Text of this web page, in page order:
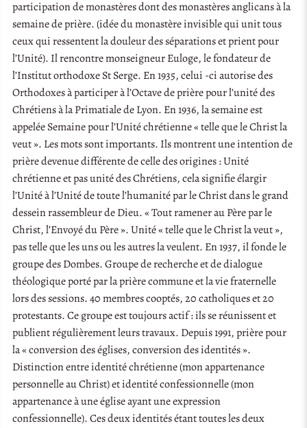
participation de monastères dont des monastères anglicans à la
semaine de prière. (idée du monastère invisible qui unit tous
ceux qui ressentent la douleur des séparations et prient pour
l’Unité). Il rencontre monseigneur Euloge, le fondateur de
l’Institut orthodoxe St Serge. En 1935, celui -ci autorise des
Orthodoxes à participer à l’Octave de prière pour l’unité des
Chrétiens à la Primatiale de Lyon. En 1936, la semaine est
appelée Semaine pour l’Unité chrétienne « telle que le Christ la
veut ». Les mots sont importants. Ils montrent une intention de
prière devenue différente de celle des origines : Unité
chrétienne et pas unité des Chrétiens, cela signifie élargir
l’Unité à l’Unité de toute l’humanité par le Christ dans le grand
dessein rassembleur de Dieu. « Tout ramener au Père par le
Christ, l’Envoyé du Père ». Unité « telle que le Christ la veut »,
pas telle que les uns ou les autres la veulent. En 1937, il fonde le
groupe des Dombes. Groupe de recherche et de dialogue
théologique porté par la prière commune et la vie fraternelle
lors des sessions. 40 membres cooptés, 20 catholiques et 20
protestants. Ce groupe est toujours actif : ils se réunissent et
publient régulièrement leurs travaux. Depuis 1991, prière pour
la « conversion des églises, conversion des identités ».
Distinction entre identité chrétienne (mon appartenance
personnelle au Christ) et identité confessionnelle (mon
appartenance à une église ayant une expression
confessionnelle). Ces deux identités étant toutes les deux